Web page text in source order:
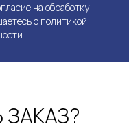
на обработку
c политикой